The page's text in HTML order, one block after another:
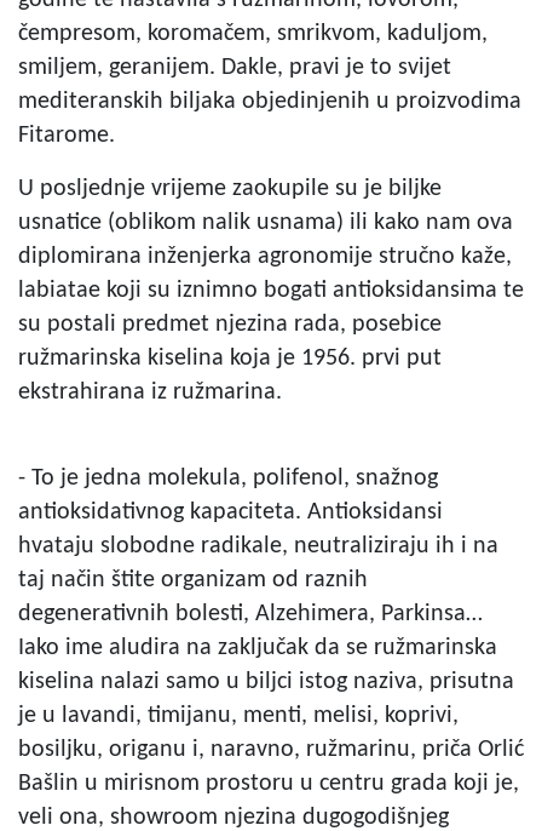
čempresom, koromačem, smrikvom, kaduljom,
smiljem, geranijem. Dakle, pravi je to svijet
mediteranskih biljaka objedinjenih u proizvodima
Fitarome.
U posljednje vrijeme zaokupile su je biljke
usnatice (oblikom nalik usnama) ili kako nam ova
diplomirana inženjerka agronomije stručno kaže,
labiatae koji su iznimno bogati antioksidansima te
su postali predmet njezina rada, posebice
ružmarinska kiselina koja je 1956. prvi put
ekstrahirana iz ružmarina.
- To je jedna molekula, polifenol, snažnog
antioksidativnog kapaciteta. Antioksidansi
hvataju slobodne radikale, neutraliziraju ih i na
taj način štite organizam od raznih
degenerativnih bolesti, Alzehimera, Parkinsa…
Iako ime aludira na zaključak da se ružmarinska
kiselina nalazi samo u biljci istog naziva, prisutna
je u lavandi, timijanu, menti, melisi, koprivi,
bosiljku, origanu i, naravno, ružmarinu, priča Orlić
Bašlin u mirisnom prostoru u centru grada koji je,
veli ona, showroom njezina dugogodišnjeg